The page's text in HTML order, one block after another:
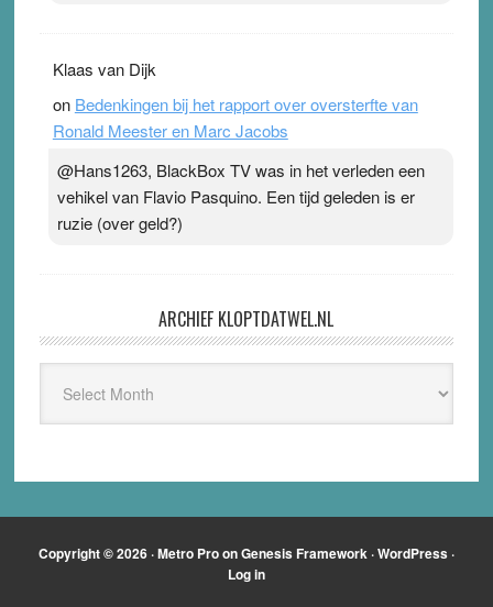
Klaas van Dijk
on Bedenkingen bij het rapport over oversterfte van
Ronald Meester en Marc Jacobs
@Hans1263, BlackBox TV was in het verleden een
vehikel van Flavio Pasquino. Een tijd geleden is er
ruzie (over geld?)
ARCHIEF KLOPTDATWEL.NL
Kloptdatwel.nl
Copyright © 2026 ·Metro ProonGenesis Framework ·WordPress ·
Log in